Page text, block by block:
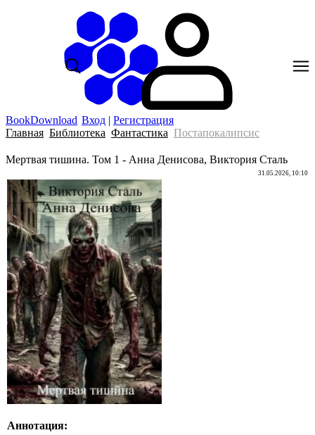
BookDownload Вход | Регистрация
Главная Библиотека Фантастика Постапокалипсис
Мертвая тишина. Том 1 - Анна Денисова, Виктория Сталь
31.05.2026, 10:10
Аннотация: